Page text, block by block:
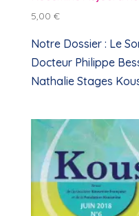
5,00 €
Notre Dossier : Le
Docteur Philippe
Nathalie Stages